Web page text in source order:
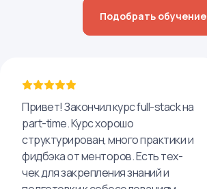
Подобрать обучение
Привет! Закончил курс full-stack на
part-time. Курс хорошо
структурирован, много практики и
фидбэка от менторов. Есть тех-
чек для закрепления знаний и